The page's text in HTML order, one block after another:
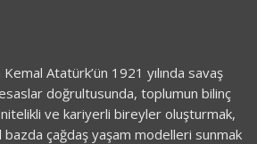
Atatürk’ün 1921 yılında savaş
doğrultusunda, toplumun bilinç
ve kariyerli bireyler oluşturmak,
çağdaş yaşam modelleri sunmak